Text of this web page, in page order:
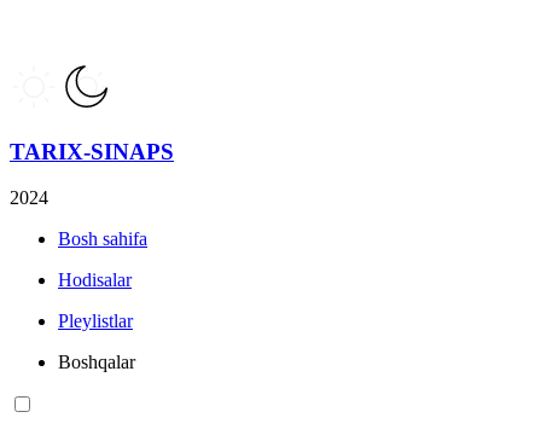
TARIX-SINAPS
2024
Bosh sahifa
Hodisalar
Pleylistlar
Boshqalar